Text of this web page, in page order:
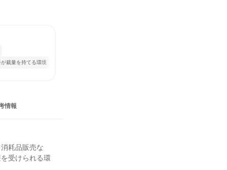
が裁量を持てる環境
情報
耗品販売な
受けられる環